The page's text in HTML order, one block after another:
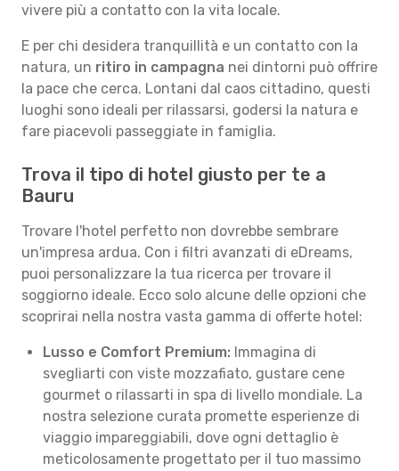
vivere più a contatto con la vita locale.
E per chi desidera tranquillità e un contatto con la
natura, un ritiro in campagna nei dintorni può offrire
la pace che cerca. Lontani dal caos cittadino, questi
luoghi sono ideali per rilassarsi, godersi la natura e
fare piacevoli passeggiate in famiglia.
Trova il tipo di hotel giusto per te a
Bauru
Trovare l'hotel perfetto non dovrebbe sembrare
un'impresa ardua. Con i filtri avanzati di eDreams,
puoi personalizzare la tua ricerca per trovare il
soggiorno ideale. Ecco solo alcune delle opzioni che
scoprirai nella nostra vasta gamma di offerte hotel:
Lusso e Comfort Premium: Immagina di
svegliarti con viste mozzafiato, gustare cene
gourmet o rilassarti in spa di livello mondiale. La
nostra selezione curata promette esperienze di
viaggio impareggiabili, dove ogni dettaglio è
meticolosamente progettato per il tuo massimo